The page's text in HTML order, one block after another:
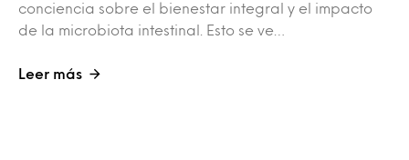
conciencia sobre el bienestar integral y el impacto
de la microbiota intestinal. Esto se ve…
Leer más